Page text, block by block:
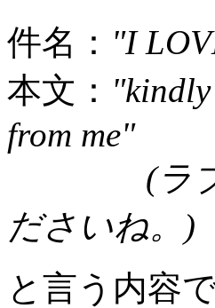
件名： "I
本文：
from me"
(ラブレ
ださいね。)
と言う内容